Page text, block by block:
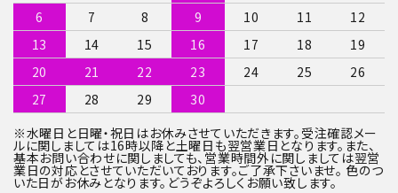
6
7 8 9 10 11
12
13
14 15 16 17 18
19
20
21 22 23 24 25
26
27
28 29
30
※水曜日と日曜・祝日はお休みさせていただきます。受注確認メー
ルに関しましては16時以降と土曜日も翌営業日となります。また、
基本お問い合わせに関しましても、営業時間外に関しましては翌営
業日の対応とさせていただいております。ご了承下さいませ。 色のつ
いた日がお休みとなります。どうぞよろしくお願い致します。